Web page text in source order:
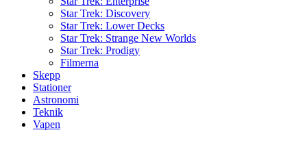
Star Trek: Discovery
Star Trek: Lower Decks
Star Trek: Strange New Worlds
Star Trek: Prodigy
Filmerna
Skepp
Stationer
Astronomi
Teknik
Vapen